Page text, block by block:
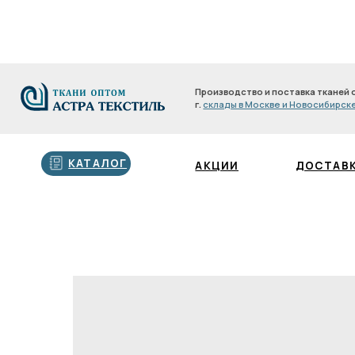
склады в Москве и Новосибирске